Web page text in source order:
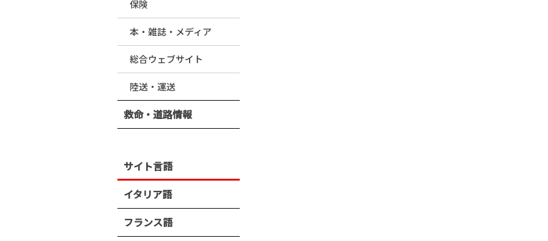
保険
本・雑誌・メディア
総合ウェブサイト
陸送・運送
救命・道路情報
サイト言語
イタリア語
フランス語